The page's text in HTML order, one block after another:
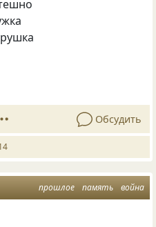
Обсудить
прошлое память война